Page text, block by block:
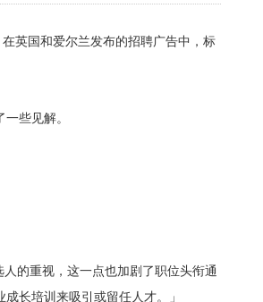
英国和爱尔兰发布的招聘广告中，标
些见解。
的重视，这一点也加剧了职位头衔通
长培训来吸引或留任人才。」